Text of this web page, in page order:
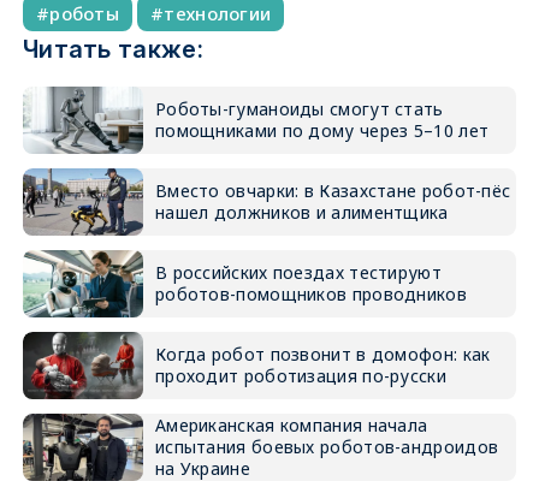
роботы технологии
Читать также:
Роботы-гуманоиды смогут стать
помощниками по дому через 5–10 лет
Вместо овчарки: в Казахстане робот-пёс
нашел должников и алиментщика
В российских поездах тестируют
роботов-помощников проводников
Когда робот позвонит в домофон: как
проходит роботизация по-русски
Американская компания начала
испытания боевых роботов-андроидов
на Украине